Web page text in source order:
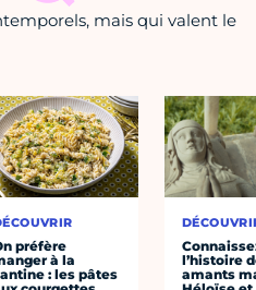
mais qui valent le
préfère
à la
: les pâtes
l’histoire
amants